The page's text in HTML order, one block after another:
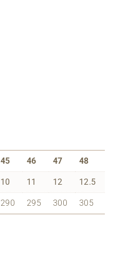
45 46 47 48
10 11 12 12.5
290 295 300 305